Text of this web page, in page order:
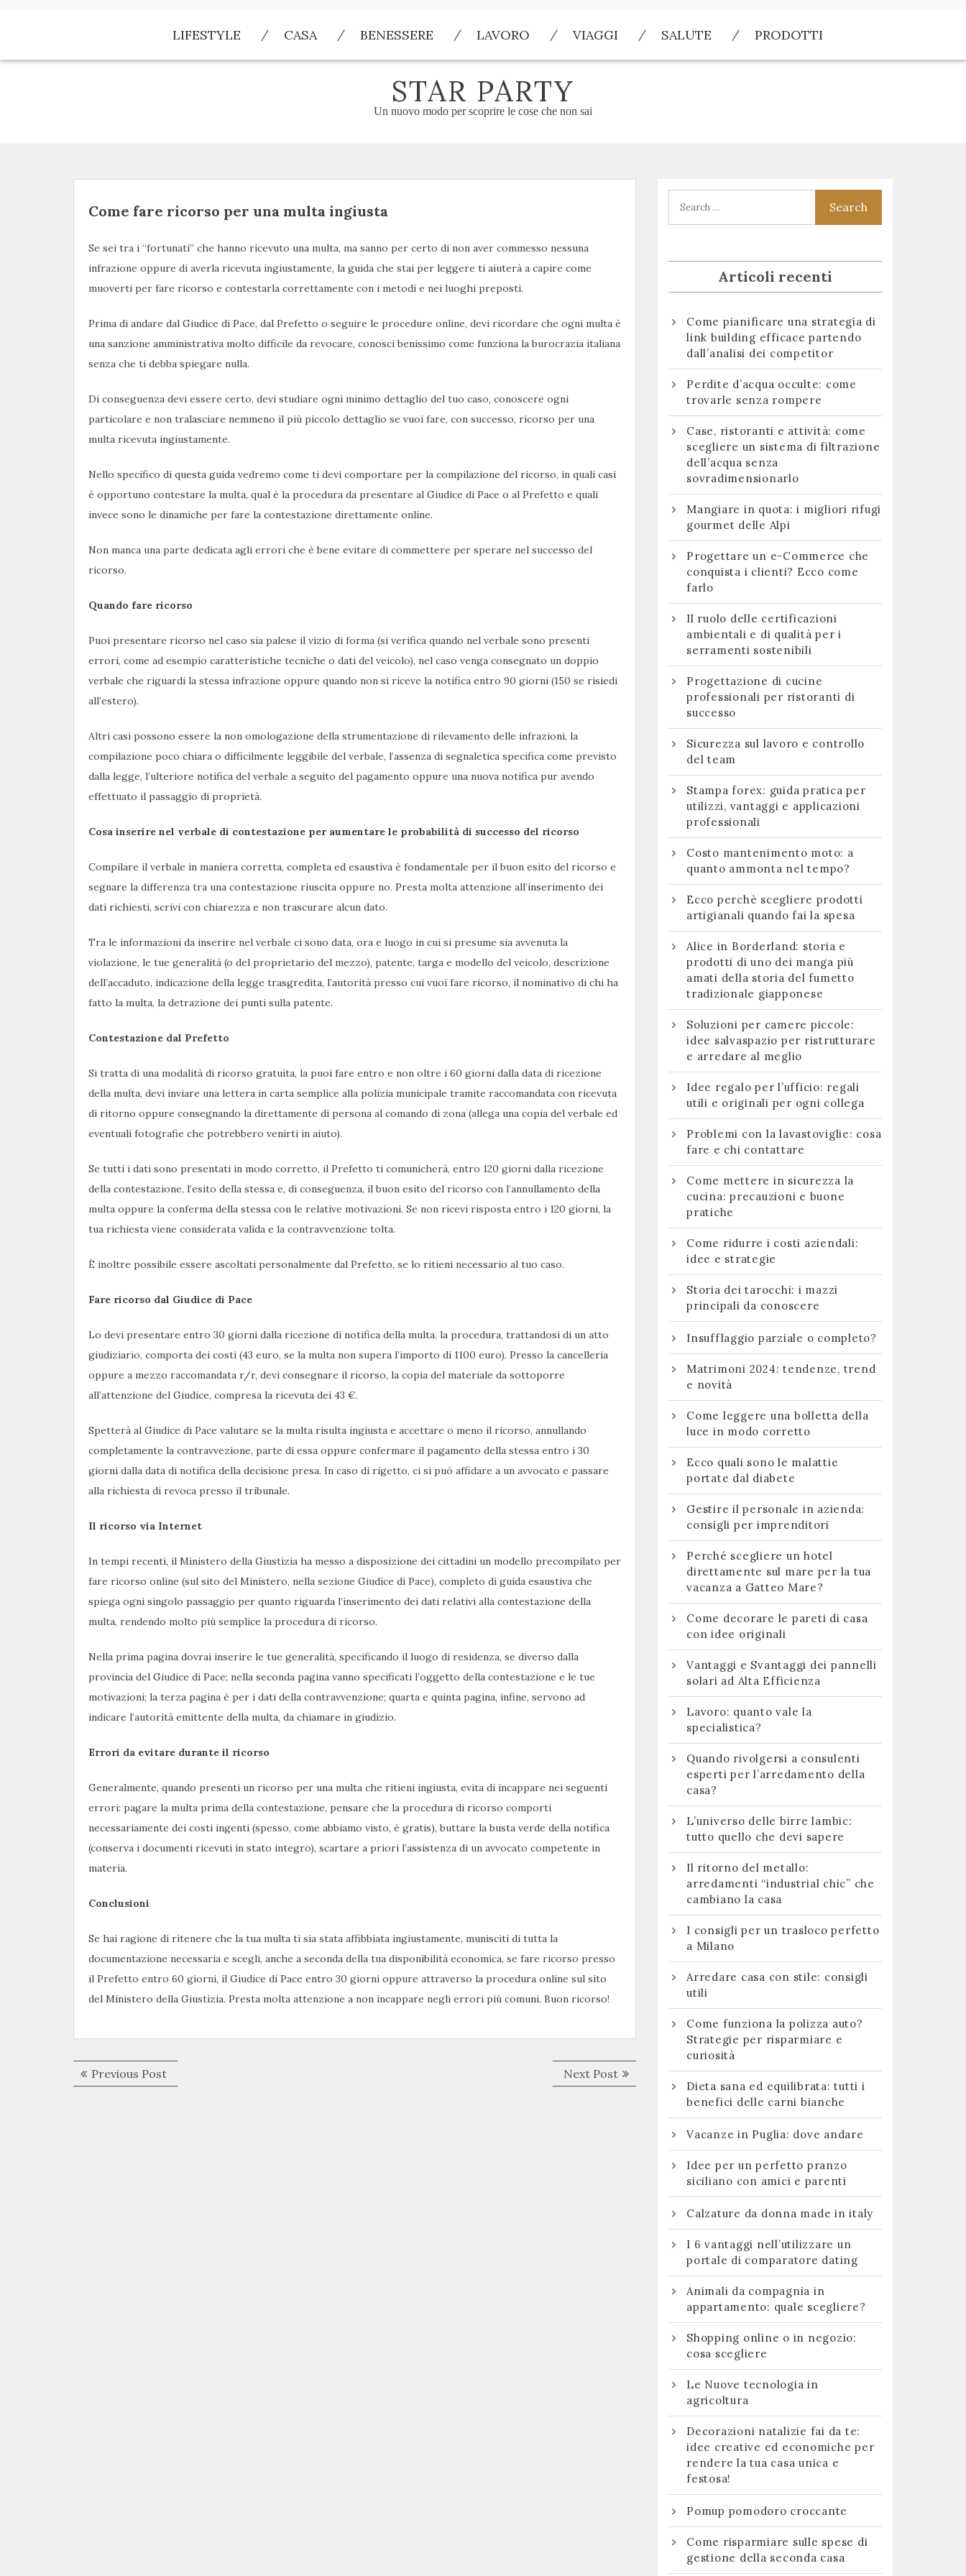
LIFESTYLE CASA BENESSERE LAVORO VIAGGI SALUTE PRODOTTI
STAR PARTY
Un nuovo modo per scoprire le cose che non sai
Come fare ricorso per una multa ingiusta
Se sei tra i “fortunati” che hanno ricevuto una multa, ma sanno per certo di non aver commesso nessuna
infrazione oppure di averla ricevuta ingiustamente, la guida che stai per leggere ti aiuterà a capire come
muoverti per fare ricorso e contestarla correttamente con i metodi e nei luoghi preposti.
Prima di andare dal Giudice di Pace, dal Prefetto o seguire le procedure online, devi ricordare che ogni multa è
una sanzione amministrativa molto difficile da revocare, conosci benissimo come funziona la burocrazia italiana
senza che ti debba spiegare nulla.
Di conseguenza devi essere certo, devi studiare ogni minimo dettaglio del tuo caso, conoscere ogni
particolare e non tralasciare nemmeno il più piccolo dettaglio se vuoi fare, con successo, ricorso per una
multa ricevuta ingiustamente.
Nello specifico di questa guida vedremo come ti devi comportare per la compilazione del ricorso, in quali casi
è opportuno contestare la multa, qual è la procedura da presentare al Giudice di Pace o al Prefetto e quali
invece sono le dinamiche per fare la contestazione direttamente online.
Non manca una parte dedicata agli errori che è bene evitare di commettere per sperare nel successo del
ricorso.
Quando fare ricorso
Puoi presentare ricorso nel caso sia palese il vizio di forma (si verifica quando nel verbale sono presenti
errori, come ad esempio caratteristiche tecniche o dati del veicolo), nel caso venga consegnato un doppio
verbale che riguardi la stessa infrazione oppure quando non si riceve la notifica entro 90 giorni (150 se risiedi
all’estero).
Altri casi possono essere la non omologazione della strumentazione di rilevamento delle infrazioni, la
compilazione poco chiara o difficilmente leggibile del verbale, l’assenza di segnaletica specifica come previsto
dalla legge, l’ulteriore notifica del verbale a seguito del pagamento oppure una nuova notifica pur avendo
effettuato il passaggio di proprietà.
Cosa inserire nel verbale di contestazione per aumentare le probabilità di successo del ricorso
Compilare il verbale in maniera corretta, completa ed esaustiva è fondamentale per il buon esito del ricorso e
segnare la differenza tra una contestazione riuscita oppure no. Presta molta attenzione all’inserimento dei
dati richiesti, scrivi con chiarezza e non trascurare alcun dato.
Tra le informazioni da inserire nel verbale ci sono data, ora e luogo in cui si presume sia avvenuta la
violazione, le tue generalità (o del proprietario del mezzo), patente, targa e modello del veicolo, descrizione
dell’accaduto, indicazione della legge trasgredita, l’autorità presso cui vuoi fare ricorso, il nominativo di chi ha
fatto la multa, la detrazione dei punti sulla patente.
Contestazione dal Prefetto
Si tratta di una modalità di ricorso gratuita, la puoi fare entro e non oltre i 60 giorni dalla data di ricezione
della multa, devi inviare una lettera in carta semplice alla polizia municipale tramite raccomandata con ricevuta
di ritorno oppure consegnando la direttamente di persona al comando di zona (allega una copia del verbale ed
eventuali fotografie che potrebbero venirti in aiuto).
Se tutti i dati sono presentati in modo corretto, il Prefetto ti comunicherà, entro 120 giorni dalla ricezione
della contestazione, l’esito della stessa e, di conseguenza, il buon esito del ricorso con l’annullamento della
multa oppure la conferma della stessa con le relative motivazioni. Se non ricevi risposta entro i 120 giorni, la
tua richiesta viene considerata valida e la contravvenzione tolta.
È inoltre possibile essere ascoltati personalmente dal Prefetto, se lo ritieni necessario al tuo caso.
Fare ricorso dal Giudice di Pace
Lo devi presentare entro 30 giorni dalla ricezione di notifica della multa. la procedura, trattandosi di un atto
giudiziario, comporta dei costi (43 euro, se la multa non supera l’importo di 1100 euro). Presso la cancelleria
oppure a mezzo raccomandata r/r, devi consegnare il ricorso, la copia del materiale da sottoporre
all’attenzione del Giudice, compresa la ricevuta dei 43 €.
Spetterà al Giudice di Pace valutare se la multa risulta ingiusta e accettare o meno il ricorso, annullando
completamente la contravvezione, parte di essa oppure confermare il pagamento della stessa entro i 30
giorni dalla data di notifica della decisione presa. In caso di rigetto, ci si può affidare a un avvocato e passare
alla richiesta di revoca presso il tribunale.
Il ricorso via Internet
In tempi recenti, il Ministero della Giustizia ha messo a disposizione dei cittadini un modello precompilato per
fare ricorso online (sul sito del Ministero, nella sezione Giudice di Pace), completo di guida esaustiva che
spiega ogni singolo passaggio per quanto riguarda l’inserimento dei dati relativi alla contestazione della
multa, rendendo molto più semplice la procedura di ricorso.
Nella prima pagina dovrai inserire le tue generalità, specificando il luogo di residenza, se diverso dalla
provincia del Giudice di Pace; nella seconda pagina vanno specificati l’oggetto della contestazione e le tue
motivazioni; la terza pagina è per i dati della contravvenzione; quarta e quinta pagina, infine, servono ad
indicare l’autorità emittente della multa, da chiamare in giudizio.
Errori da evitare durante il ricorso
Generalmente, quando presenti un ricorso per una multa che ritieni ingiusta, evita di incappare nei seguenti
errori: pagare la multa prima della contestazione, pensare che la procedura di ricorso comporti
necessariamente dei costi ingenti (spesso, come abbiamo visto, è gratis), buttare la busta verde della notifica
(conserva i documenti ricevuti in stato integro), scartare a priori l’assistenza di un avvocato competente in
materia.
Conclusioni
Se hai ragione di ritenere che la tua multa ti sia stata affibbiata ingiustamente, munisciti di tutta la
documentazione necessaria e scegli, anche a seconda della tua disponibilità economica, se fare ricorso presso
il Prefetto entro 60 giorni, il Giudice di Pace entro 30 giorni oppure attraverso la procedura online sul sito
del Ministero della Giustizia. Presta molta attenzione a non incappare negli errori più comuni. Buon ricorso!
Navigazione
articoli
Previous PostPrevious
post:
Next PostNext
post:
Articoli recenti
Come pianificare una strategia di
link building efficace partendo
dall’analisi dei competitor
Perdite d’acqua occulte: come
trovarle senza rompere
Case, ristoranti e attività: come
scegliere un sistema di filtrazione
dell’acqua senza
sovradimensionarlo
Mangiare in quota: i migliori rifugi
gourmet delle Alpi
Progettare un e-Commerce che
conquista i clienti? Ecco come
farlo
Il ruolo delle certificazioni
ambientali e di qualità per i
serramenti sostenibili
Progettazione di cucine
professionali per ristoranti di
successo
Sicurezza sul lavoro e controllo
del team
Stampa forex: guida pratica per
utilizzi, vantaggi e applicazioni
professionali
Costo mantenimento moto: a
quanto ammonta nel tempo?
Ecco perchè scegliere prodotti
artigianali quando fai la spesa
Alice in Borderland: storia e
prodotti di uno dei manga più
amati della storia del fumetto
tradizionale giapponese
Soluzioni per camere piccole:
idee salvaspazio per ristrutturare
e arredare al meglio
Idee regalo per l’ufficio: regali
utili e originali per ogni collega
Problemi con la lavastoviglie: cosa
fare e chi contattare
Come mettere in sicurezza la
cucina: precauzioni e buone
pratiche
Come ridurre i costi aziendali:
idee e strategie
Storia dei tarocchi: i mazzi
principali da conoscere
Insufflaggio parziale o completo?
Matrimoni 2024: tendenze, trend
e novità
Come leggere una bolletta della
luce in modo corretto
Ecco quali sono le malattie
portate dal diabete
Gestire il personale in azienda:
consigli per imprenditori
Perché scegliere un hotel
direttamente sul mare per la tua
vacanza a Gatteo Mare?
Come decorare le pareti di casa
con idee originali
Vantaggi e Svantaggi dei pannelli
solari ad Alta Efficienza
Lavoro: quanto vale la
specialistica?
Quando rivolgersi a consulenti
esperti per l’arredamento della
casa?
L’universo delle birre lambic:
tutto quello che devi sapere
Il ritorno del metallo:
arredamenti “industrial chic” che
cambiano la casa
I consigli per un trasloco perfetto
a Milano
Arredare casa con stile: consigli
utili
Come funziona la polizza auto?
Strategie per risparmiare e
curiosità
Dieta sana ed equilibrata: tutti i
benefici delle carni bianche
Vacanze in Puglia: dove andare
Idee per un perfetto pranzo
siciliano con amici e parenti
Calzature da donna made in italy
I 6 vantaggi nell’utilizzare un
portale di comparatore dating
Animali da compagnia in
appartamento: quale scegliere?
Shopping online o in negozio:
cosa scegliere
Le Nuove tecnologia in
agricoltura
Decorazioni natalizie fai da te:
idee creative ed economiche per
rendere la tua casa unica e
festosa!
Pomup pomodoro croccante
Come risparmiare sulle spese di
gestione della seconda casa